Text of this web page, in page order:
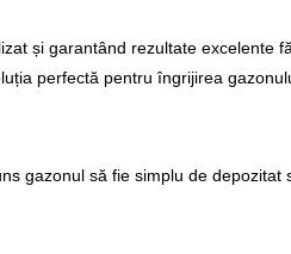
și garantând rezultate excelente
perfectă pentru îngrijirea
gazonul să fie simplu de depozitat